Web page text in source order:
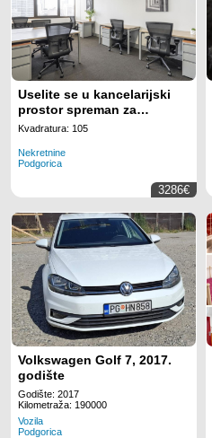
Uselite se u kancelarijski
prostor spreman za
korišćenje za 15 radnih
Business Tower
Montenegro
Kvadratura: 105
Nekretnine
Podgorica
3286€
Volkswagen Golf 7, 2017.
godište
Godište: 2017
Kilometraža: 190000
Vozila
Podgorica